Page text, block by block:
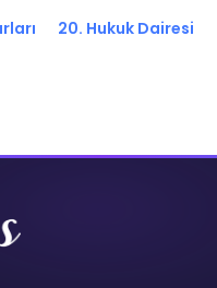
20. Hukuk Dairesi